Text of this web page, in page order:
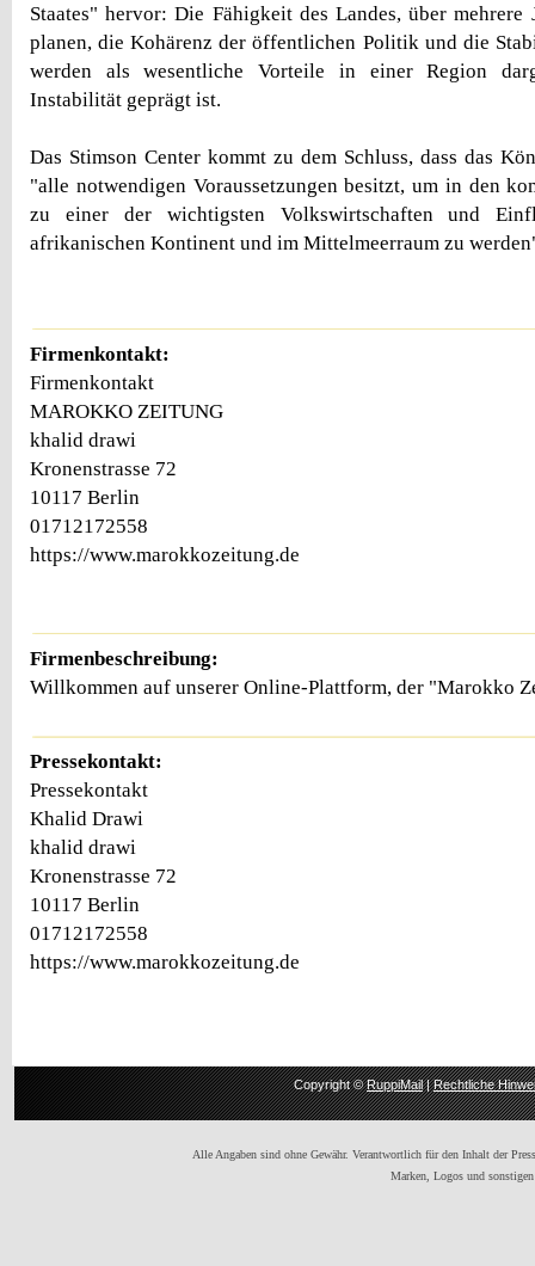
Staates" hervor: Die Fähigkeit des Landes, über mehrere
planen, die Kohärenz der öffentlichen Politik und die
werden als wesentliche Vorteile in einer Region
Instabilität geprägt ist.
Das Stimson Center kommt zu dem Schluss, dass das
"alle notwendigen Voraussetzungen besitzt, um in den
zu einer der wichtigsten Volkswirtschaften und
afrikanischen Kontinent und im Mittelmeerraum zu
Firmenkontakt:
Firmenkontakt
MAROKKO ZEITUNG
khalid drawi
Kronenstrasse 72
10117 Berlin
01712172558
https://www.marokkozeitung.de
Firmenbeschreibung:
Willkommen auf unserer Online-Plattform, der "Marokko
Pressekontakt:
Pressekontakt
Khalid Drawi
khalid drawi
Kronenstrasse 72
10117 Berlin
01712172558
https://www.marokkozeitung.de
Copyright ©RuppiMail|Rechtliche
Alle Angaben sind ohne Gewähr. Verantwortlich für den Inhalt der
Marken, Logos und